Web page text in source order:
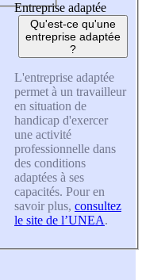
Entreprise adaptée
Qu'est-ce qu'une
entreprise adaptée
?
L'entreprise adaptée
permet à un travailleur
en situation de
handicap d'exercer
une activité
professionnelle dans
des conditions
adaptées à ses
capacités. Pour en
savoir plus, consultez
le site de l’UNEA.